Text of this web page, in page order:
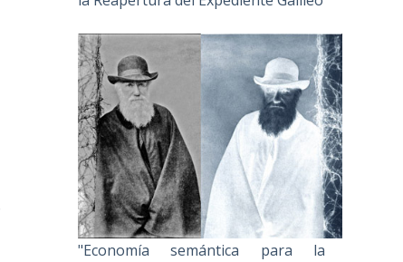
"Economía semántica para la